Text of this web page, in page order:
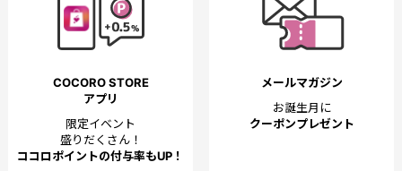
COCORO STORE
アプリ
限定イベント
盛りだくさん！
ココロポイントの付与率もUP！
メールマガジン
お誕生月に
クーポンプレゼント